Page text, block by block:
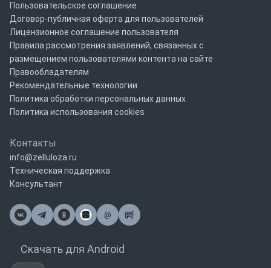
Пользовательское соглашение
Договор-публичная оферта для пользователей
Лицензионное соглашение пользователя
Правила рассмотрения заявлений, связанных с
размещением пользователями контента на сайте
Правообладателям
Рекомендательные технологии
Политика обработки персональных данных
Политика использования cookies
Контакты
info@zelluloza.ru
Техническая поддержка
Консультант
@
Почта
Скачать для Android